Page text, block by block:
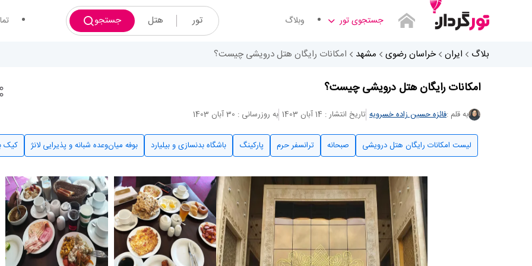
جستجوی تور وبلاگ تور هتل جستجو
بلاگ ایران خراسان رضوی مشهد امکانات رایگان هتل درویشی چیست؟
امکانات رایگان هتل درویشی چیست؟
به قلم :فائزه حسین زاده خسرویه تاریخ انتشار : 14 آبان 1403 به روزرسانی : 30 آبان 1403
لیست امکانات رایگان هتل درویشی صبحانه ترانسفر حرم پارکینگ باشگاه بدنسازی و بیلیارد بوفه میان‌وعده شبانه و پذیرایی لانژ کیک